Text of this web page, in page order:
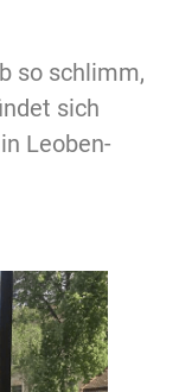
so schlimm,
sich
Leoben-